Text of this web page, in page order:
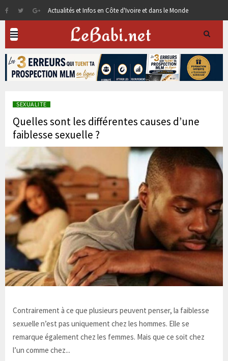
Actualités et Infos en Côte d'Ivoire et dans le Monde
SEXUALITE
Quelles sont les différentes causes d’une
faiblesse sexuelle ?
Contrairement à ce que plusieurs peuvent penser, la faiblesse
sexuelle n’est pas uniquement chez les hommes. Elle se
remarque également chez les femmes. Mais que ce soit chez
l’un comme chez...